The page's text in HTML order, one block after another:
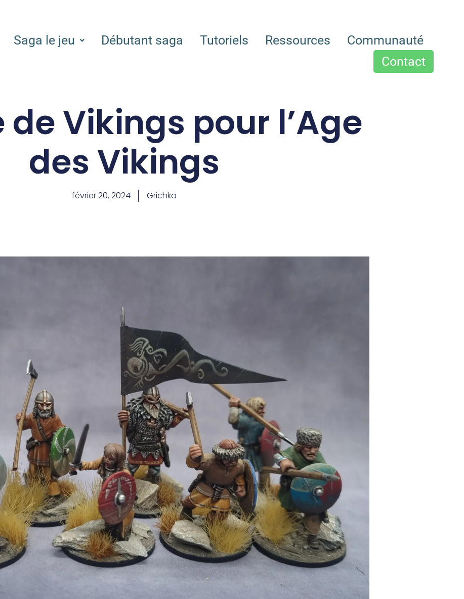
Saga le jeu Débutant saga Tutoriels Ressources
Communauté
Contact
de Vikings pour l’Age
des Vikings
février 20, 2024 Grichka